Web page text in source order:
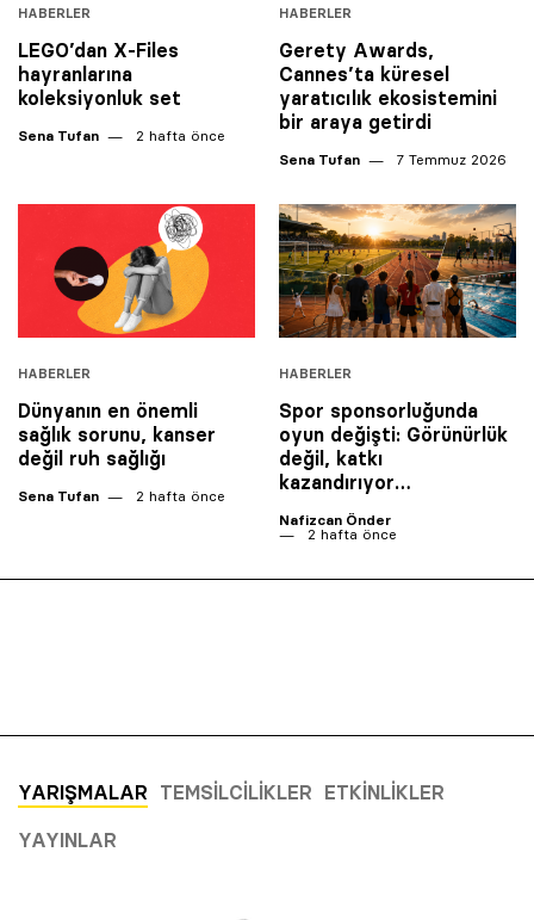
HABERLER
LEGO’dan X-Files
hayranlarına
koleksiyonluk set
Sena Tufan 2 hafta önce
HABERLER
Gerety Awards,
Cannes’ta küresel
yaratıcılık ekosistemini
bir araya getirdi
Sena Tufan 7 Temmuz 2026
HABERLER
Dünyanın en önemli
sağlık sorunu, kanser
değil ruh sağlığı
Sena Tufan 2 hafta önce
HABERLER
Spor sponsorluğunda
oyun değişti: Görünürlük
değil, katkı
kazandırıyor…
Nafizcan Önder
2 hafta önce
YARIŞMALAR TEMSILCILIKLER ETKINLIKLER
YAYINLAR